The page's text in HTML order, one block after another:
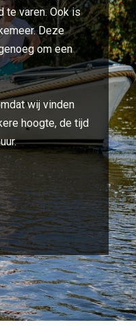
te varen. Ook is
Deze
om een
wij vinden
hoogte, de tijd